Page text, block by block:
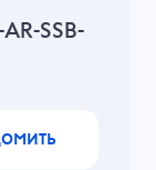
SSB-